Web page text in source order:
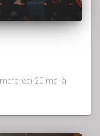
20 mai à